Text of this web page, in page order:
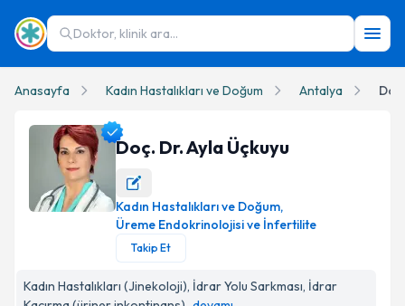
Doktor, klinik ara...
Anasayfa Kadın Hastalıkları ve Doğum Antalya
Doç. Dr. Ayla Üçkuyu Profil Fotoğrafı
Doç. Dr. Ayla Üçkuyu
Kadın Hastalıkları ve Doğum,
Üreme Endokrinolojisi ve İnfertilite
Takip Et
Kadın Hastalıkları (Jinekoloji), İdrar Yolu Sarkması, İdrar